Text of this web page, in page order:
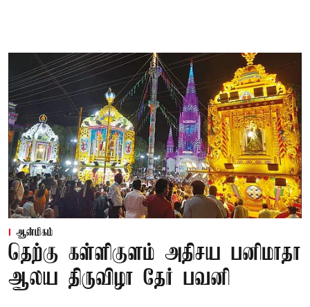
ஆன்மிகம்
தெற்கு கள்ளிகுளம் அதிசய பனிமாதா
ஆலய திருவிழா தேர் பவனி